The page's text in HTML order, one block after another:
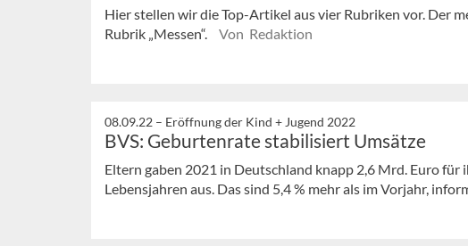
Hier stellen wir die Top-Artikel aus vier Rubriken vor. Der
Rubrik „Messen“.
Von Redaktion
08.09.22 – Eröffnung der Kind + Jugend 2022
BVS: Geburtenrate stabilisiert Umsätze
Eltern gaben 2021 in Deutschland knapp 2,6 Mrd. Euro für
Lebensjahren aus. Das sind 5,4 % mehr als im Vorjahr,